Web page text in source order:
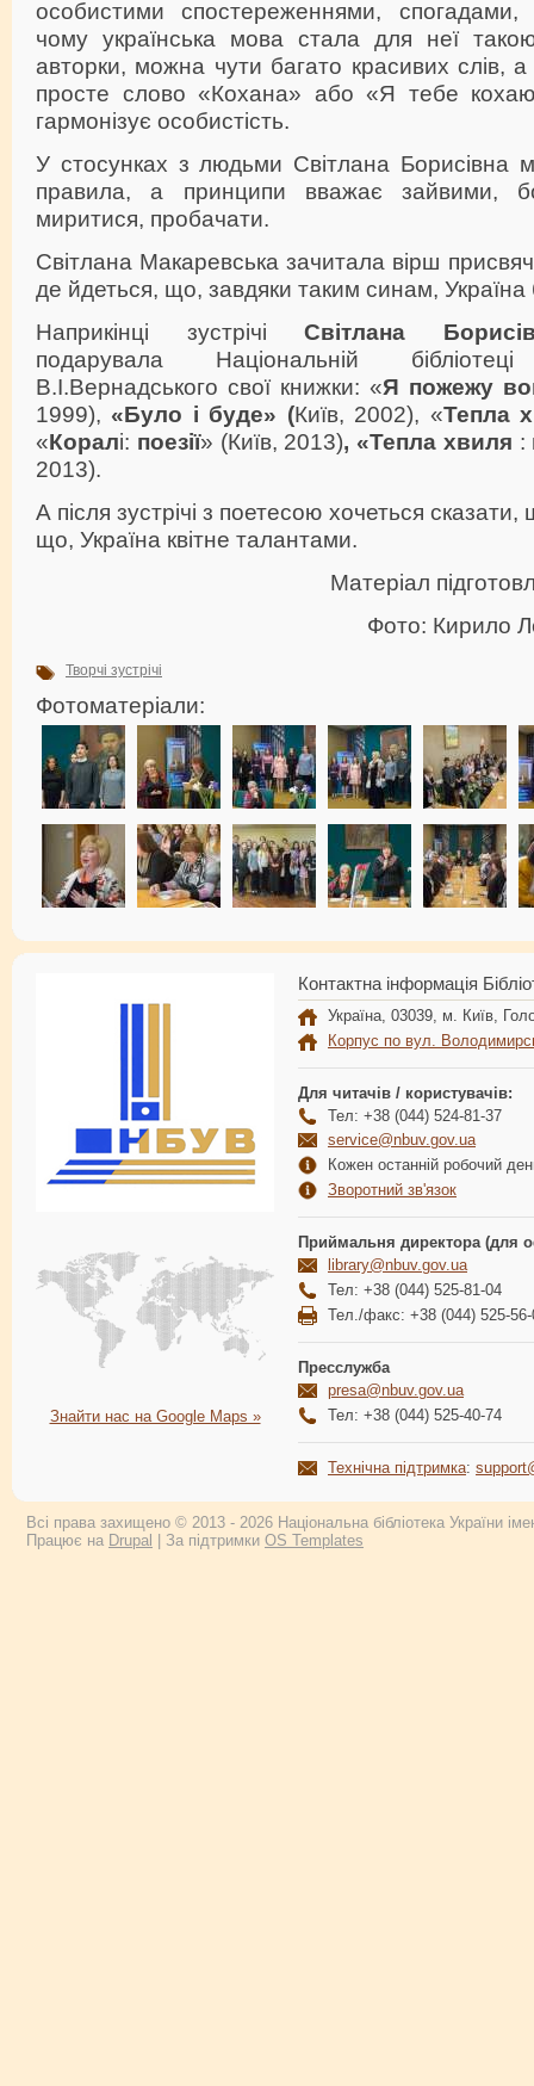
особистими спостереженнями,
чому українська мова стала для неї
авторки, можна чути багато красивих слів,
просте слово «Кохана» або «Я тебе
гармонізує особистість.
У стосунках з людьми Світлана Борисівна
правила, а принципи вважає зайвими,
миритися, пробачати.
Світлана Макаревська зачитала вірш
де йдеться, що, завдяки таким синам, Україна
Наприкінці зустрічі Світлана
подарувала Національній
В.І.Вернадського свої книжки: «Я пожежу
1999), «Було і буде» (Київ, 2002), «Тепла
«Коралі: поезії» (Київ, 2013), «Тепла хвиля :
2013).
А після зустрічі з поетесою хочеться
що, Україна квітне талантами.
Матеріал
Фото: Кирило
Творчі зустрічі
Фотоматеріали:
Знайти нас на Google Maps »
Контактна інформація
Україна, 03039, м. Київ,
Корпус по вул.
Для читачів / користувачів:
Тел: +38 (044) 524-81-37
service@nbuv.gov.ua
Кожен останній робочий
Зворотний зв'язок
Приймальня директора (для
library@nbuv.gov.ua
Тел: +38 (044) 525-81-04
Тел./факс: +38 (044) 525-56-
Пресслужба
presa@nbuv.gov.ua
Тел: +38 (044) 525-40-74
Технічна підтримка:
Всі права захищено © 2013 - 2026 Національна бібліотека України
Працює на Drupal | За підтримки OS Templates